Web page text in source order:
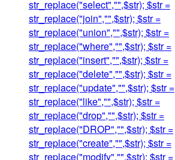
str_replace("select","",$str); $str =
str_replace("join","",$str); $str =
str_replace("union","",$str); $str =
str_replace("where","",$str); $str =
str_replace("insert","",$str); $str =
str_replace("delete","",$str); $str =
str_replace("update","",$str); $str =
str_replace("like","",$str); $str =
str_replace("drop","",$str); $str =
str_replace("DROP","",$str); $str =
str_replace("create","",$str); $str =
str_replace("modify","",$str); $str =